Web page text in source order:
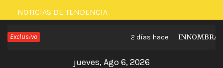
Saltar
al
contenido
NOTICIAS DE TENDENCIA
Exclusivo 2 días hace
jueves, Ago 6, 2026